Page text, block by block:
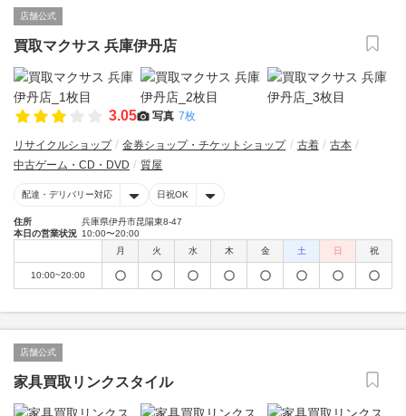
店舗公式
買取マクサス 兵庫伊丹店
3.05 写真 7枚
リサイクルショップ 金券ショップ・チケットショップ 古着
古本
中古ゲーム・CD・DVD
質屋
配達・デリバリー対応 日祝OK
住所
兵庫県伊丹市昆陽東8-47
本日の営業状況 10:00〜20:00
月
火 水 木 金 土 日 祝
10:00~20:00
店舗公式
家具買取リンクスタイル